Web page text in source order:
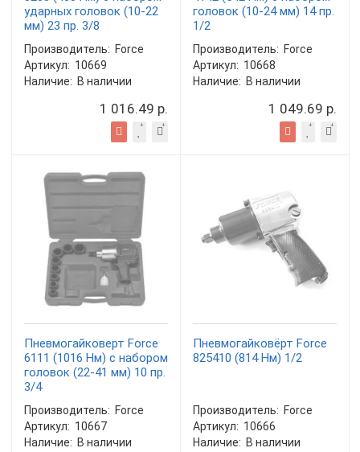
ударных головок (10-22
мм) 23 пр. 3/8
Производитель: Force
Артикул: 10669
Наличие: В наличии
1 016.49 р.
головок (10-24 мм) 14 пр.
1/2
Производитель: Force
Артикул: 10668
Наличие: В наличии
1 049.69 р.
Пневмогайковерт Force
6111 (1016 Нм) с набором
головок (22-41 мм) 10 пр.
3/4
Производитель: Force
Артикул: 10667
Наличие: В наличии
Пневмогайковёрт Force
825410 (814 Нм) 1/2
Производитель: Force
Артикул: 10666
Наличие: В наличии